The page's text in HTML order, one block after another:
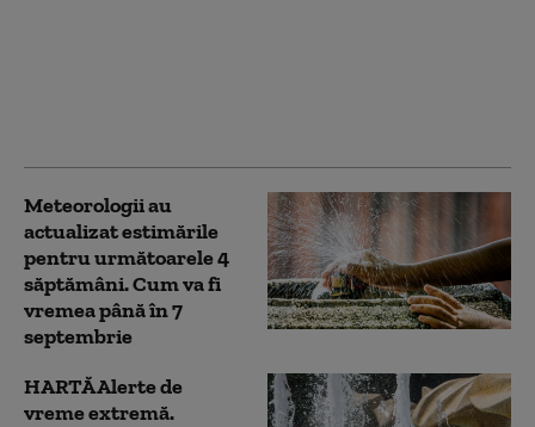
Meteorologii au
actualizat estimările
pentru următoarele 4
săptămâni. Cum va fi
vremea până în 7
septembrie
HARTĂ Alerte de
vreme extremă.